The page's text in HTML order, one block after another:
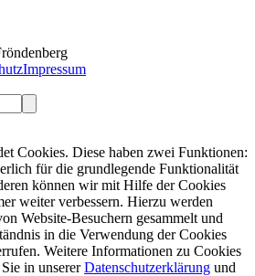
Impressum
Cookies. Diese haben zwei Funktionen:
für die grundlegende Funktionalität
können wir mit Hilfe der Cookies
weiter verbessern. Hierzu werden
Website-Besuchern gesammelt und
in die Verwendung der Cookies
Weitere Informationen zu Cookies
in unsererDatenschutzerklärung und